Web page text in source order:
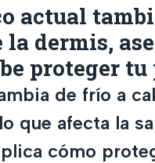
actual
dermis,
proteger
de frío a
que afecta la
cómo